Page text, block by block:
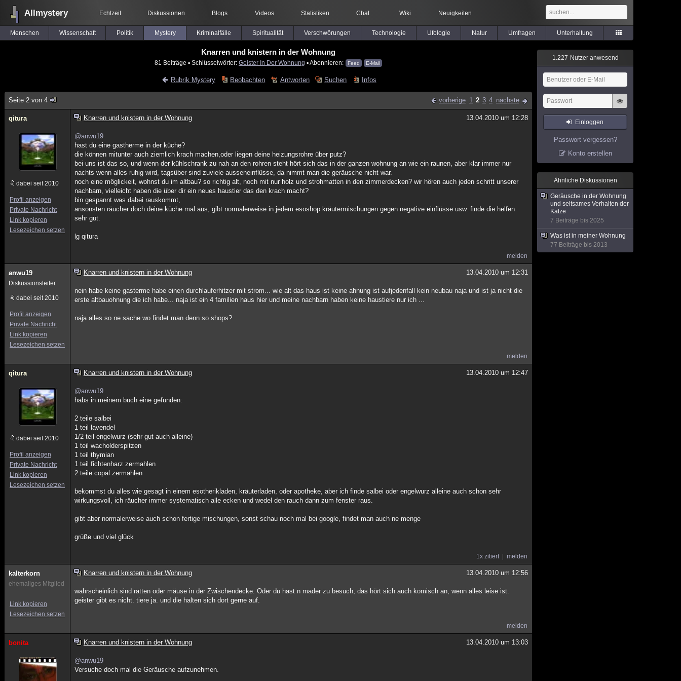
Allmystery Echtzeit Diskussionen Blogs Videos Statistiken Chat Wiki Neuigkeiten
Menschen Wissenschaft Politik Mystery Kriminalfälle Spiritualität Verschwörungen Technologie Ufologie Natur Umfragen Unterhaltung
Knarren und knistern in der Wohnung
81 Beiträge ▪ Schlüsselwörter: Geister In Der Wohnung ▪ Abonnieren: Feed E-Mail
Rubrik Mystery Beobachten Antworten Suchen Infos
Seite 2 von 4 vorherige 1 2 3 4 nächste
qitura
dabei seit 2010
Profil anzeigen
Private Nachricht
Link kopieren
Lesezeichen setzen
Knarren und knistern in der Wohnung 13.04.2010 um 12:28
@anwu19
hast du eine gastherme in der küche?
die können mitunter auch ziemlich krach machen,oder liegen deine heizungsrohre über putz?
bei uns ist das so, und wenn der kühlschrank zu nah an den rohren steht hört sich das in der ganzen wohnung an wie ein raunen, aber klar immer nur
nachts wenn alles ruhig wird, tagsüber sind zuviele ausseneinflüsse, da nimmt man die geräusche nicht war.
noch eine möglickeit, wohnst du im altbau? so richtig alt, noch mit nur holz und strohmatten in den zimmerdecken? wir hören auch jeden schritt unserer
nachbarn, vielleicht haben die über dir ein neues haustier das den krach macht?
bin gespannt was dabei rauskommt,
ansonsten räucher doch deine küche mal aus, gibt normalerweise in jedem esoshop kräutermischungen gegen negative einflüsse usw. finde die helfen
sehr gut.
lg qitura
melden
anwu19
Diskussionsleiter
dabei seit 2010
Profil anzeigen
Private Nachricht
Link kopieren
Lesezeichen setzen
Knarren und knistern in der Wohnung 13.04.2010 um 12:31
nein habe keine gasterme habe einen durchlauferhitzer mit strom... wie alt das haus ist keine ahnung ist aufjedenfall kein neubau naja und ist ja nicht die
erste altbauohnung die ich habe... naja ist ein 4 familien haus hier und meine nachbarn haben keine haustiere nur ich ...
naja alles so ne sache wo findet man denn so shops?
melden
qitura
dabei seit 2010
Profil anzeigen
Private Nachricht
Link kopieren
Lesezeichen setzen
Knarren und knistern in der Wohnung 13.04.2010 um 12:47
@anwu19
habs in meinem buch eine gefunden:
2 teile salbei
1 teil lavendel
1/2 teil engelwurz (sehr gut auch alleine)
1 teil wacholderspitzen
1 teil thymian
1 teil fichtenharz zermahlen
2 teile copal zermahlen
bekommst du alles wie gesagt in einem esotherikladen, kräuterladen, oder apotheke, aber ich finde salbei oder engelwurz alleine auch schon sehr
wirkungsvoll, ich räucher immer systematisch alle ecken und wedel den rauch dann zum fenster raus.
gibt aber normalerweise auch schon fertige mischungen, sonst schau noch mal bei google, findet man auch ne menge
grüße und viel glück
1x zitiert melden
kalterkorn
ehemaliges Mitglied
Link kopieren
Lesezeichen setzen
Knarren und knistern in der Wohnung 13.04.2010 um 12:56
wahrscheinlich sind ratten oder mäuse in der Zwischendecke. Oder du hast n mader zu besuch, das hört sich auch komisch an, wenn alles leise ist.
geister gibt es nicht. tiere ja. und die halten sich dort gerne auf.
melden
bonita Knarren und knistern in der Wohnung 13.04.2010 um 13:03
@anwu19
Versuche doch mal die Geräusche aufzunehmen.
1.227 Nutzer anwesend
Einloggen
Passwort vergessen?
Konto erstellen
Ähnliche Diskussionen
Geräusche in der Wohnung
und seltsames Verhalten der
Katze
7 Beiträge bis 2025
Was ist in meiner Wohnung
77 Beiträge bis 2013